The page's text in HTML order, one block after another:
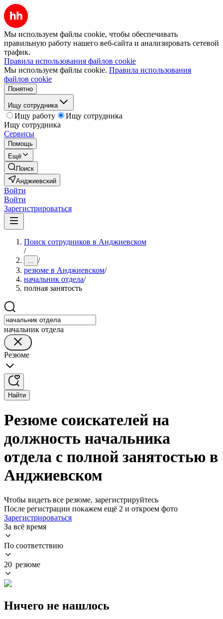
Мы используем файлы cookie, чтобы обеспечивать
правильную работу нашего веб-сайта и анализировать сетевой
трафик.
Правила использования файлов cookie
Мы используем файлы cookie. Правила использования
файлов cookie
Понятно
Ищу сотрудника
Ищу работу
Ищу сотрудника
Ищу сотрудника
Сервисы
Помощь
Ещё
Поиск
Анджиевский
Войти
Войти
Зарегистрироваться
Поиск сотрудников в Анджиевском
/
... /
резюме в Анджиевском/
начальник отдела/
полная занятость
начальник отдела
Резюме
Найти
Резюме соискателей на
должность начальника
отдела с полной занятостью в
Анджиевском
Чтобы видеть все резюме, зарегистрируйтесь
После регистрации покажем ещё 2 и откроем фото
Зарегистрироваться
За всё время
По соответствию
20 резюме
Ничего не нашлось